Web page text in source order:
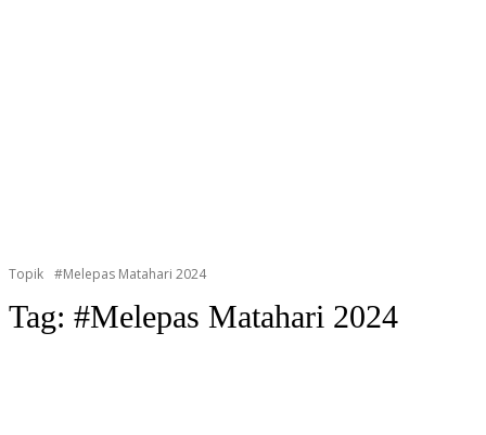
Topik #Melepas Matahari 2024
Tag: #Melepas Matahari 2024